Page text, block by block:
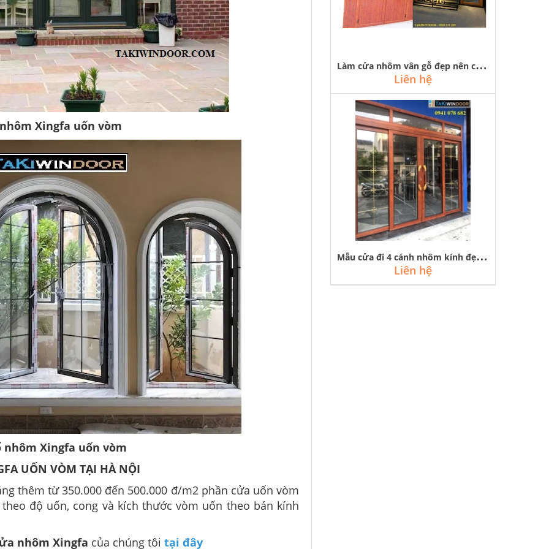
Xingfa uốn vòm
nhôm Xingfa uốn vòm
UỐN VÒM TẠI HÀ NỘI
thêm từ 350.000 đến 500.000 đ/m2 phần cửa uốn vòm
độ uốn, cong và kích thước vòm uốn theo bán kính
nhôm Xingfa của chúng tôi tại đây
L
àm cửa nhôm vân gỗ đẹp nên chọn xingfa, pma hay cửa nhôm kenwin
Liên hệ
M
ẫu cửa đi 4 cánh nhôm kính đẹp cho mặt tiền, phòng ngủ, ban công
Liên hệ